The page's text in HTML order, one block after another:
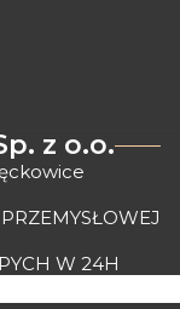
z o.o.
W 24H